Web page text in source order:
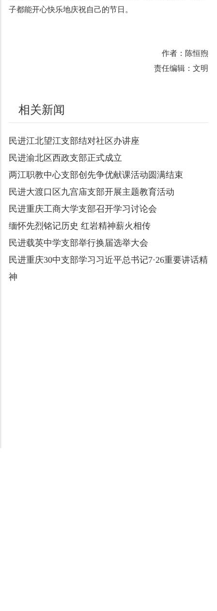
子都能开心快乐地庆祝自己的节日。
作者：陈恒煦
责任编辑：文明
相关新闻
民进江北望江支部结对社区办讲座
民进渝北区西政支部正式成立
两江职教中心支部创先争优献课活动圆满结束
民进大渡口区九宫庙支部开展主题教育活动
民进重庆工商大学支部召开学习讨论会
缅怀先烈铭记历史 红岩精神薪火相传
民进载英中学支部举行换届选举大会
民进重庆30中支部学习习近平总书记7·26重要讲话精
神